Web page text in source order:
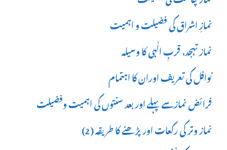
نمازِ اشراق کی فضیلت و اہمیت
نماز تہجد، قربِ الٰہی کا وسیلہ
نوافل کی تعریف اوران کا اہتمام
فرائض نمازسے پہلے اور بعد سنتوں کی اہمیت وفضیلت
نماز وتر کی رکعات اور پڑھنے کا طریقہ (2)